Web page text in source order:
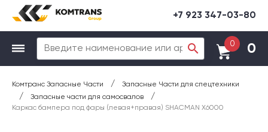
+7 923 347-03-80
0 0
Комтранс Запасные Части / Запасные Части для спецтехники
/ Запасные части для самосвалов /
Каркас бампера под фары (левая+правая) SHACMAN X6000